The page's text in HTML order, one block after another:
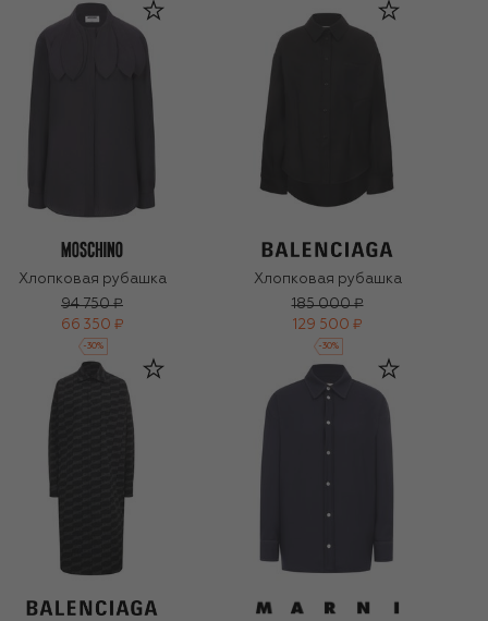
Хлопковая рубашка
94 750 ₽
66 350 ₽
-30%
Хлопковая рубашка
185 000 ₽
129 500 ₽
-30%